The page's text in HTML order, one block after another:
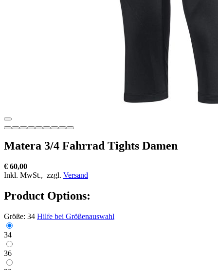
Matera 3/4 Fahrrad Tights Damen
€ 60,00
Inkl. MwSt., zzgl. Versand
Product Options:
Größe: 34 Hilfe bei Größenauswahl
34
36